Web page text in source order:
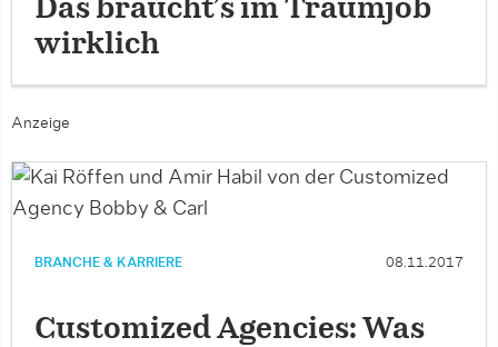
Das braucht’s im Traumjob
wirklich
Anzeige
BRANCHE & KARRIERE 08.11.2017
Customized Agencies: Was